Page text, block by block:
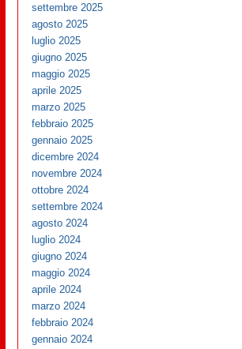
settembre 2025
agosto 2025
luglio 2025
giugno 2025
maggio 2025
aprile 2025
marzo 2025
febbraio 2025
gennaio 2025
dicembre 2024
novembre 2024
ottobre 2024
settembre 2024
agosto 2024
luglio 2024
giugno 2024
maggio 2024
aprile 2024
marzo 2024
febbraio 2024
gennaio 2024